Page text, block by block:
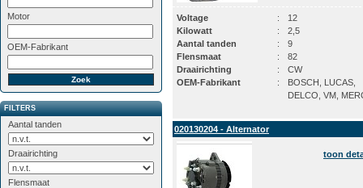
Motor
OEM-Fabrikant
FILTERS
Aantal tanden
Draairichting
Flensmaat
Voltage :
12
Kilowatt
:
2,5
Aantal tanden
:
9
Flensmaat
:
82
Draairichting
:
CW
OEM-Fabrikant
:
BOSCH, LUCAS,
DELCO, VM,
020130204 - Alternator
toon